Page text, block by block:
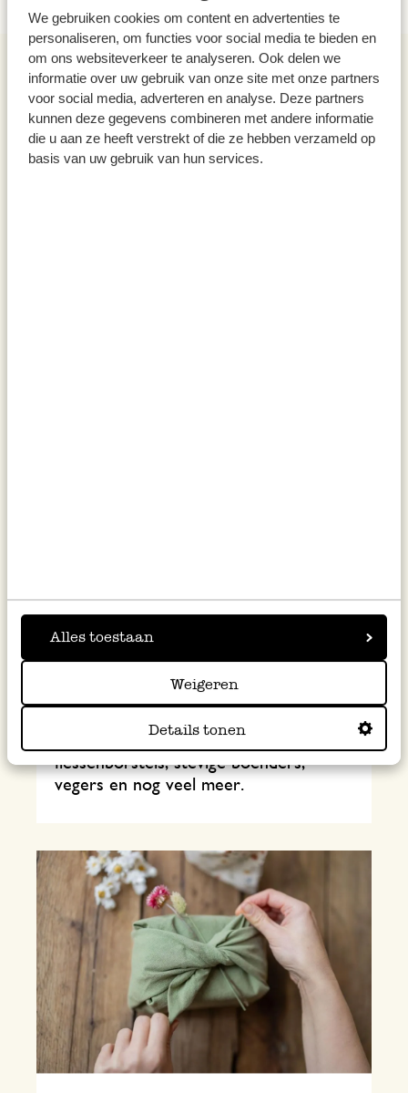
We gebruiken cookies om content en advertenties te
personaliseren, om functies voor social media te bieden en
om ons websiteverkeer te analyseren. Ook delen we
informatie over uw gebruik van onze site met onze partners
voor social media, adverteren en analyse. Deze partners
kunnen deze gegevens combineren met andere informatie
die u aan ze heeft verstrekt of die ze hebben verzameld op
basis van uw gebruik van hun services.
Alles toestaan
Weigeren
Details tonen
Previous
Muffinvorm, gerecycled
rvs, PFAS-vrij, 12 stuks
24,95
Beugelpot, glas, 0,5 l
5,50
Schoonmaaktips
Van poetshelden zoals schoonmaakazijn
vlekkenzeep tot afwas- en
flessenborstels, stevige boenders,
vegers en nog veel meer.